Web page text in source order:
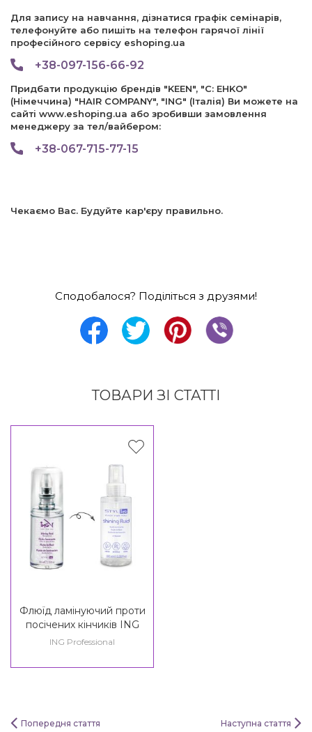
Для запису на навчання, дізнатися графік семінарів,
телефонуйте або пишіть на телефон гарячої лінії
професійного сервісу eshoping.ua
+38-097-156-66-92
Придбати продукцію брендів "KEEN", "C: EHKO"
(Німеччина) "HAIR COMPANY", "ING" (Італія) Ви можете на
сайті www.eshoping.ua або зробивши замовлення
менеджеру за тел/вайбером:
+38-067-715-77-15
Чекаємо Вас. Будуйте кар'єру правильно.
Сподобалося? Поділіться з друзями!
ТОВАРИ ЗІ СТАТТІ
Флюїд ламінуючий проти
посічених кінчиків ING
Styling Shining Fluid
ING Professional
Попередня стаття Наступна стаття